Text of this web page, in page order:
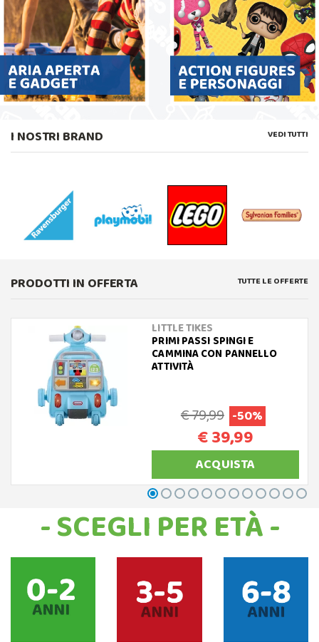
I NOSTRI BRAND VEDI TUTTI
PRODOTTI IN OFFERTA TUTTE LE OFFERTE
LITTLE TIKES
PRIMI PASSI SPINGI E
CAMMINA CON PANNELLO
ATTIVITÀ
€ 79,99 -50%
€ 39,99
ACQUISTA
- SCEGLI PER ETÀ -